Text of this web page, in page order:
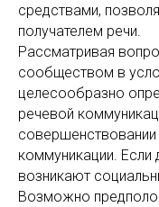
средствами,
получателем речи.
Рассматривая
сообществом в
целесообразно
речевой
коммуникации. Если
возникают
Возможно